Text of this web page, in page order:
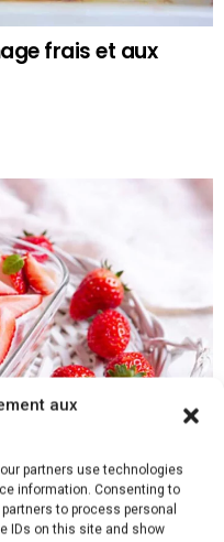
aux
partners use technologies
information. Consenting to
to process personal
IDs on this site and show
frais et aux
: facile et